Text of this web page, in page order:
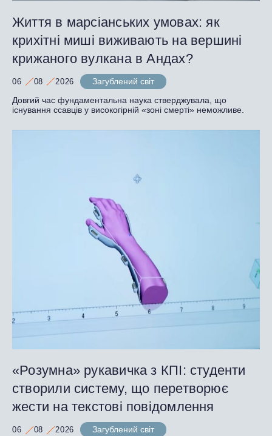
Життя в марсіанських умовах: як
крихітні миші виживають на вершині
крижаного вулкана в Андах?
06 08 2026
Загублений світ
Довгий час фундаментальна наука стверджувала, що
існування ссавців у високогірній «зоні смерті» неможливе.
«Розумна» рукавичка з КПІ: студенти
створили систему, що перетворює
жести на текстові повідомлення
06 08 2026
Загублений світ